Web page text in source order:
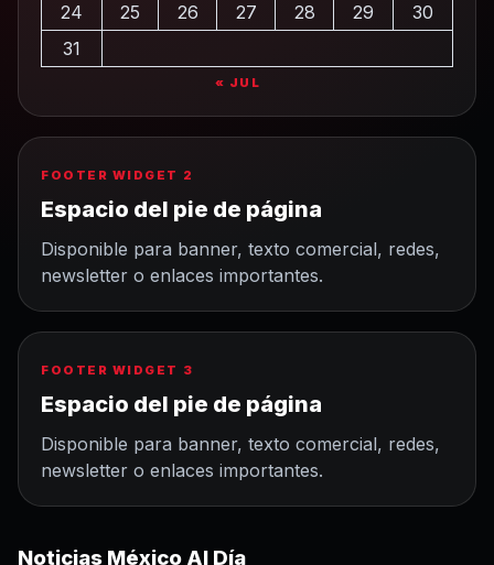
24
25 26 27 28 29
30
31
« JUL
FOOTER WIDGET 2
Espacio del pie de página
Disponible para banner, texto comercial, redes,
newsletter o enlaces importantes.
FOOTER WIDGET 3
Espacio del pie de página
Disponible para banner, texto comercial, redes,
newsletter o enlaces importantes.
Noticias México Al Día